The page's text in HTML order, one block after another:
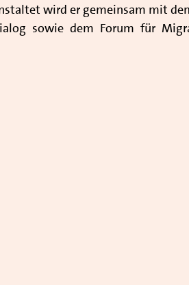
wird er gemeinsam mit
sowie dem Forum für